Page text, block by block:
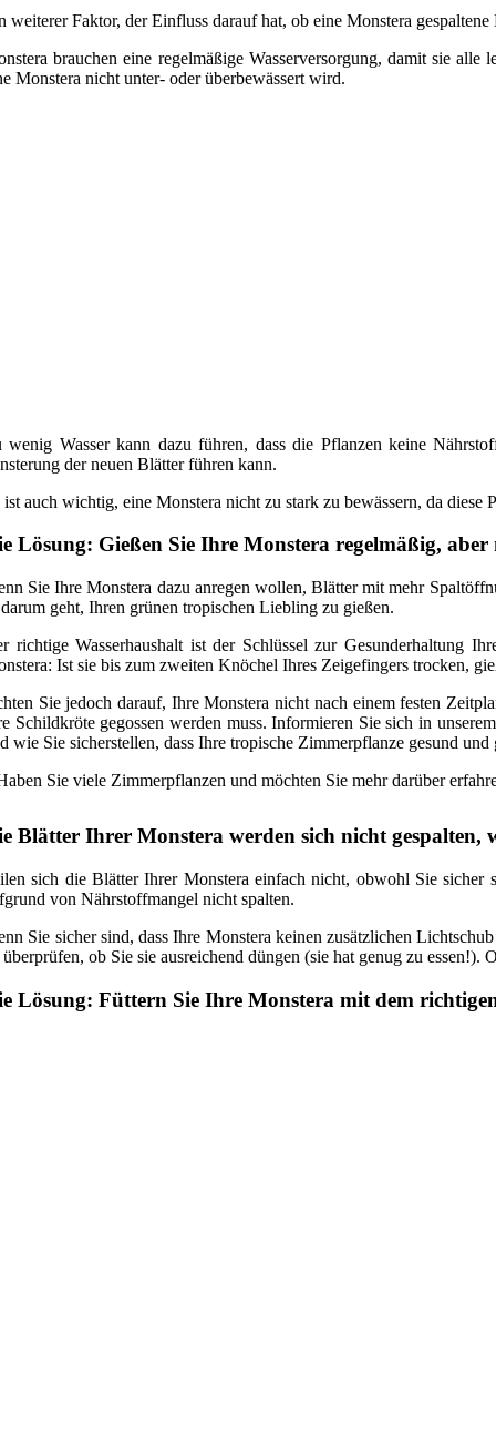
weiterer Faktor, der Einfluss darauf hat, ob eine Monstera
brauchen eine regelmäßige Wasserversorgung, damit sie
Monstera nicht unter- oder überbewässert wird.
wenig Wasser kann dazu führen, dass die Pflanzen keine
der neuen Blätter führen kann.
ist auch wichtig, eine Monstera nicht zu stark zu bewässern, da
Lösung: Gießen Sie Ihre Monstera regelmäßig,
Sie Ihre Monstera dazu anregen wollen, Blätter mit mehr
darum geht, Ihren grünen tropischen Liebling zu gießen.
richtige Wasserhaushalt ist der Schlüssel zur Gesunderhaltung
Ist sie bis zum zweiten Knöchel Ihres Zeigefingers trocken,
Sie jedoch darauf, Ihre Monstera nicht nach einem festen
Schildkröte gegossen werden muss. Informieren Sie sich in
wie Sie sicherstellen, dass Ihre tropische Zimmerpflanze gesund
Sie viele Zimmerpflanzen und möchten Sie mehr darüber
Blätter Ihrer Monstera werden sich nicht gespalten,
sich die Blätter Ihrer Monstera einfach nicht, obwohl Sie sicher
von Nährstoffmangel nicht spalten.
Sie sicher sind, dass Ihre Monstera keinen zusätzlichen
überprüfen, ob Sie sie ausreichend düngen (sie hat genug zu
Lösung: Füttern Sie Ihre Monstera mit dem